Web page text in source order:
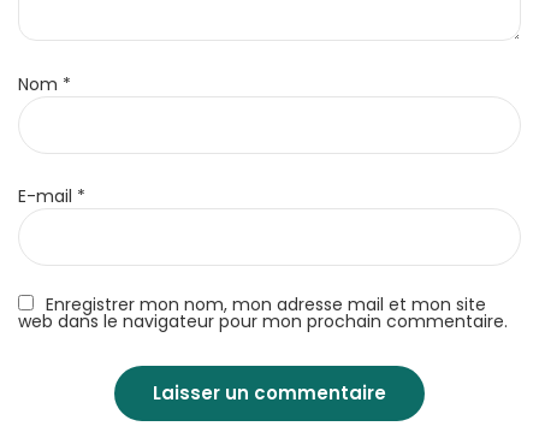
Enregistrer mon nom, mon adresse mail et mon site
web dans le navigateur pour mon prochain commentaire.
Nom *
E-mail *